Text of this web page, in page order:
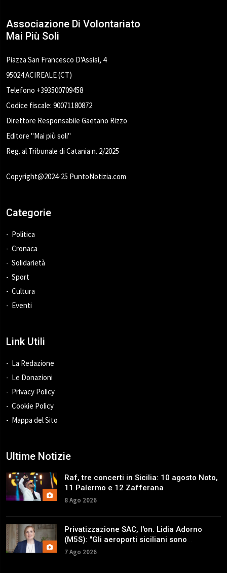
Associazione Di Volontariato
Mai Più Soli
Piazza San Francesco D'Assisi, 4
95024 ACIREALE (CT)
Telefono +393500709458
Codice fiscale: 90071180872
Direttore Responsabile Gaetano Rizzo
Editore "Mai più soli"
Reg. al Tribunale di Catania n. 2/2025
Copyright@2024-25 PuntoNotizia.com
Categorie
Politica
Cronaca
Solidarietà
Sport
Cultura
Eventi
Link Utili
La Redazione
Le Donazioni
Privacy Policy
Cookie Policy
Mappa del Sito
Ultime Notizie
Raf, tre concerti in Sicilia: 10 agosto Noto,
11 Palermo e 12 Zafferana
8 Ago 2026
Privatizzazione SAC, l'on. Lidia Adorno
(M5S): "Gli aeroporti siciliani sono
patrimonio strategico"
7 Ago 2026